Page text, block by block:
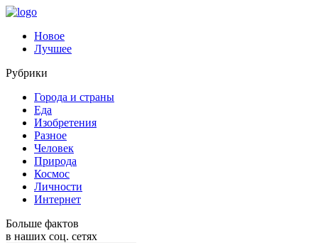
Новое
Лучшее
Рубрики
Города и страны
Еда
Изобретения
Разное
Человек
Природа
Космос
Личности
Интернет
Больше фактов
в наших соц. сетях